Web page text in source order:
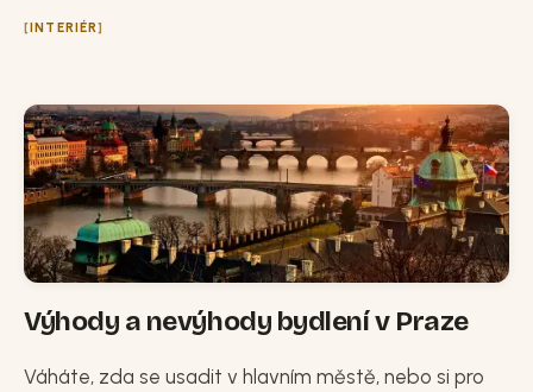
INTERIÉR
Výhody a nevýhody bydlení v Praze
Váháte, zda se usadit v hlavním městě, nebo si pro